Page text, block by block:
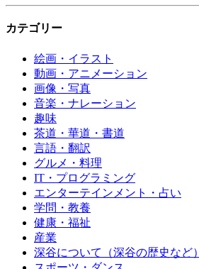
カテゴリー
絵画・イラスト
動画・アニメーション
画像・写真
音楽・ナレーション
趣味
茶道・華道・書道
言語・翻訳
グルメ・料理
IT・プログラミング
エンターテインメント・占い
学問・教養
健康・福祉
産業
深谷について（深谷の歴史など）